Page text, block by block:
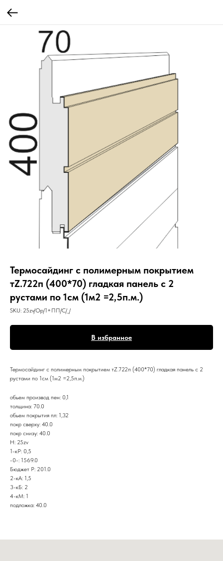
Термосайдинг с полимерным покрытием
тZ.722п (400*70) гладкая панель с 2
рустами по 1см (1м2 =2,5п.м.)
SKU: 25zv/Op/1+ПП/С/_/
В избранное
Термосайдинг с полимерным покрытием тZ.722п (400*70) гладкая панель с 2
рустами по 1см (1м2 =2,5п.м.)
обьем производ пен: 0,1
толщина: 70.0
обьем покрытия пл: 1,32
покр сверху: 40.0
покр снизу: 40.0
Н: 25zv
1-кР: 0,5
-0-: 1569.0
Бюджет Р: 201.0
2-кА: 1,5
3-кБ: 2
4-кМ: 1
подложка: 40.0